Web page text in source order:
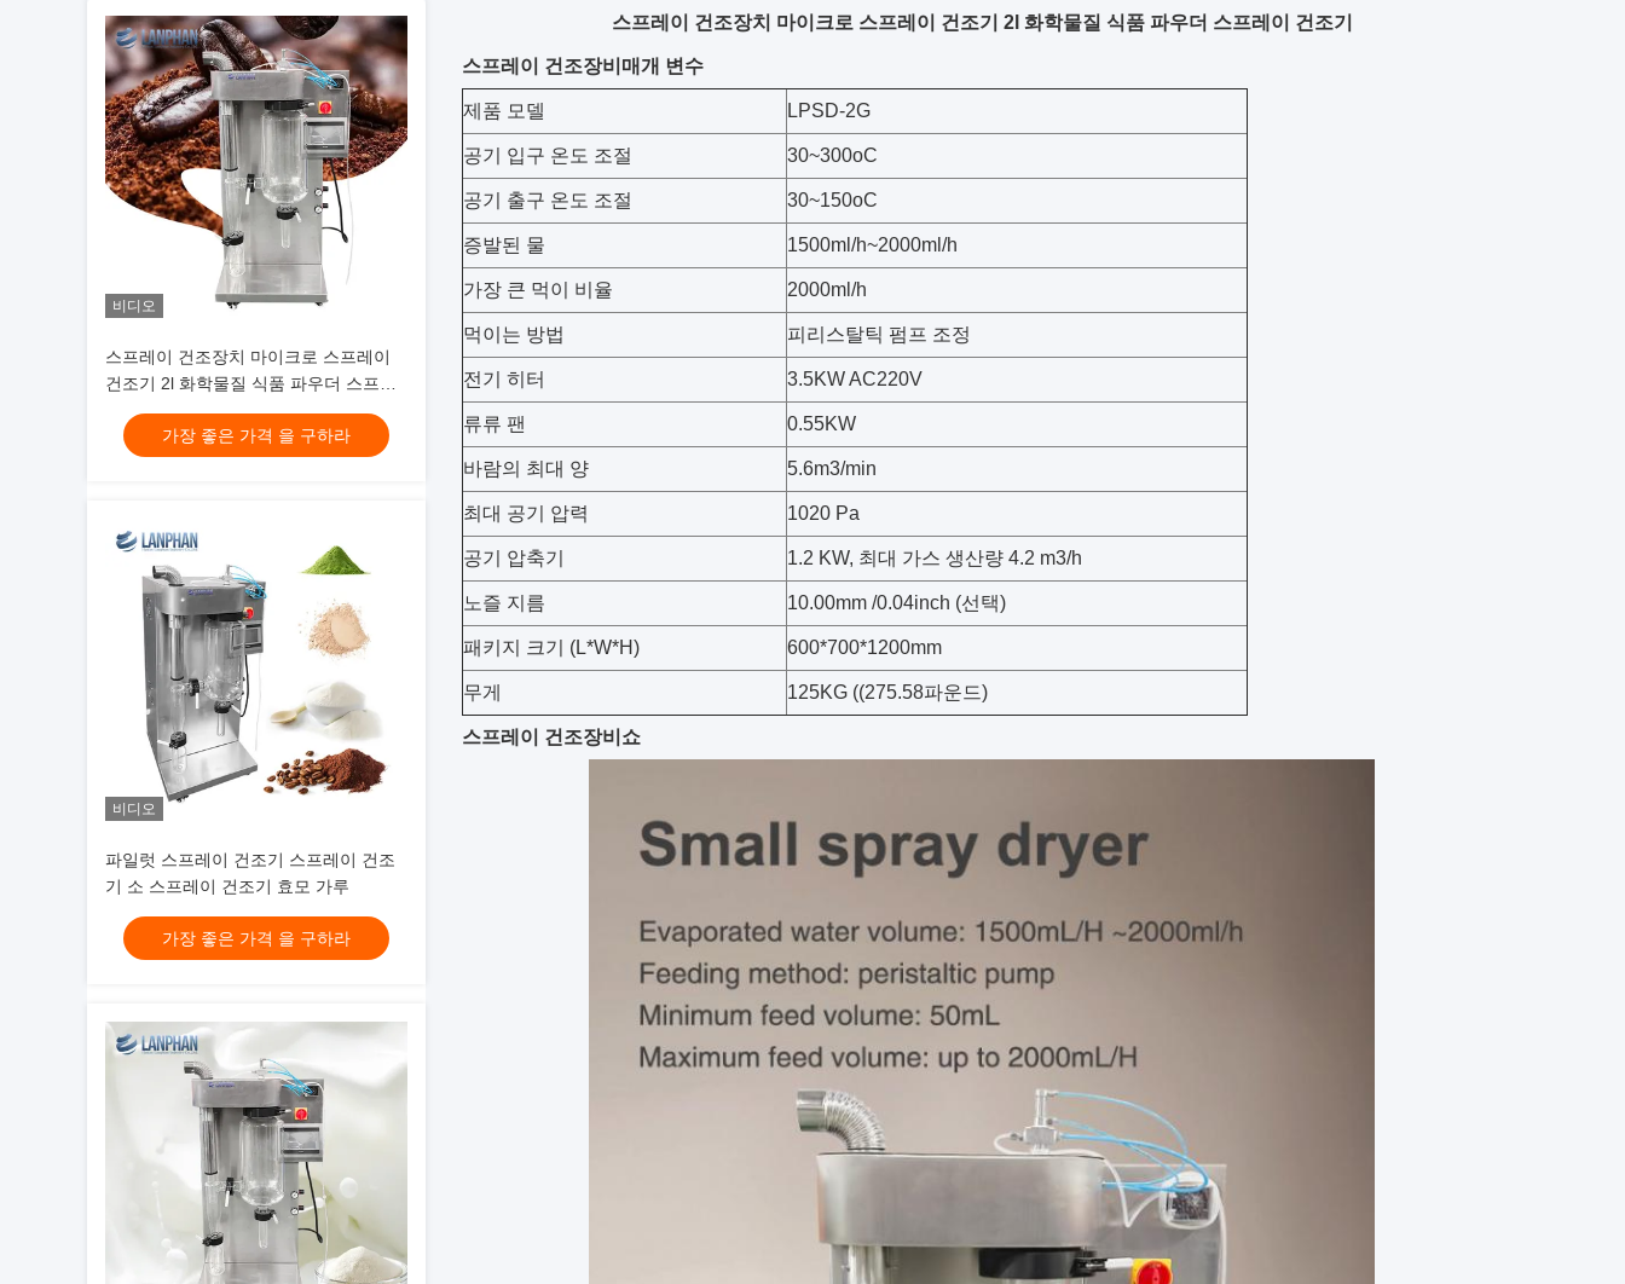
비디오
스프레이 건조장치 마이크로 스프레이
건조기 2l 화학물질 식품 파우더 스프레
이 건조기
가장 좋은 가격 을 구하라
비디오
파일럿 스프레이 건조기 스프레이 건조
기 소 스프레이 건조기 효모 가루
가장 좋은 가격 을 구하라
스프레이 건조장치 마이크로 스프레이 건조기 2l 화학물질 식품 파우더 스프레이 건조기
스프레이 건조장비 매개 변수
제품 모델 LPSD-2G
공기 입구 온도 조절 30~300oC
공기 출구 온도 조절 30~150oC
증발된 물 1500ml/h~2000ml/h
가장 큰 먹이 비율 2000ml/h
먹이는 방법 피리스탈틱 펌프 조정
전기 히터 3.5KW AC220V
류류 팬 0.55KW
바람의 최대 양 5.6m3/min
최대 공기 압력 1020 Pa
공기 압축기 1.2 KW, 최대 가스 생산량 4.2 m3/h
노즐 지름 10.00mm /0.04inch (선택)
패키지 크기 (L*W*H) 600*700*1200mm
무게 125KG ((275.58파운드)
스프레이 건조장비 쇼